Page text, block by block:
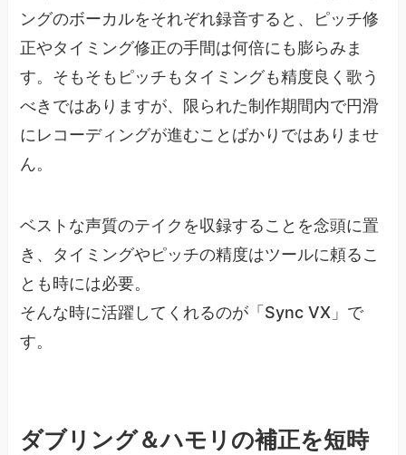
ングのボーカルをそれぞれ録音すると、ピッチ修
正やタイミング修正の手間は何倍にも膨らみま
す。そもそもピッチもタイミングも精度良く歌う
べきではありますが、限られた制作期間内で円滑
にレコーディングが進むことばかりではありませ
ん。
ベストな声質のテイクを収録することを念頭に置
き、タイミングやピッチの精度はツールに頼るこ
とも時には必要。
そんな時に活躍してくれるのが「Sync VX」で
す。
ダブリング＆ハモリの補正を短時